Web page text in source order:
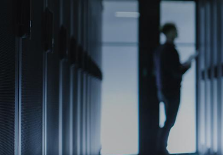
新闻中心
关于晟崴